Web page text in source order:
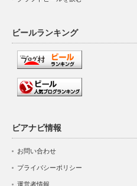
ビールランキング
ビアナビ情報
お問い合わせ
プライバシーポリシー
運営者情報